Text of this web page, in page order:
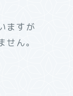
ますが
ん。